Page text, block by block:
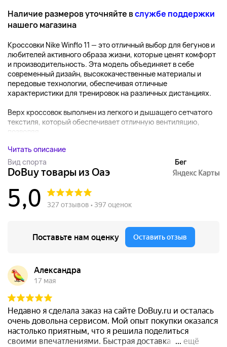
Наличие размеров уточняйте вслужбе поддержки
нашего магазина
Кроссовки Nike Winflo 11 — это отличный выбор для бегунов и
любителей активного образа жизни, которые ценят комфорт
и производительность. Эта модель объединяет в себе
современный дизайн, высококачественные материалы и
передовые технологии, обеспечивая отличные
характеристики для тренировок на различных дистанциях.
Верх кроссовок выполнен из легкого и дышащего сетчатого
текстиля, который обеспечивает отличную вентиляцию,
позволяя...
Читать описание
Вид спорта
Бег